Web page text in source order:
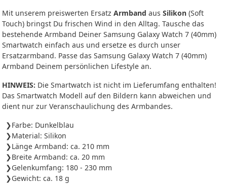
Mit unserem preiswerten Ersatz Armband aus Silikon (Soft
Touch) bringst Du frischen Wind in den Alltag. Tausche das
bestehende Armband Deiner Samsung Galaxy Watch 7 (40mm)
Smartwatch einfach aus und ersetze es durch unser
Ersatzarmband. Passe das Samsung Galaxy Watch 7 (40mm)
Armband Deinem persönlichen Lifestyle an.
HINWEIS: Die Smartwatch ist nicht im Lieferumfang enthalten!
Das Smartwatch Modell auf den Bildern kann abweichen und
dient nur zur Veranschaulichung des Armbandes.
Farbe: Dunkelblau
Material: Silikon
Länge Armband: ca. 210 mm
Breite Armband: ca. 20 mm
Gelenkumfang: 180 - 230 mm
Gewicht: ca. 18 g